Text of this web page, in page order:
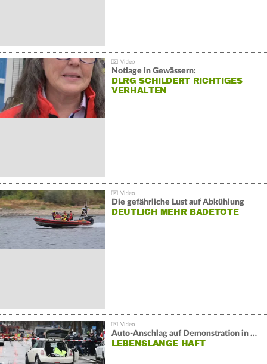
Notlage in Gewässern:
DLRG SCHILDERT RICHTIGES
VERHALTEN
Die gefährliche Lust auf Abkühlung
DEUTLICH MEHR BADETOTE
Auto-Anschlag auf Demonstration in München:
LEBENSLANGE HAFT